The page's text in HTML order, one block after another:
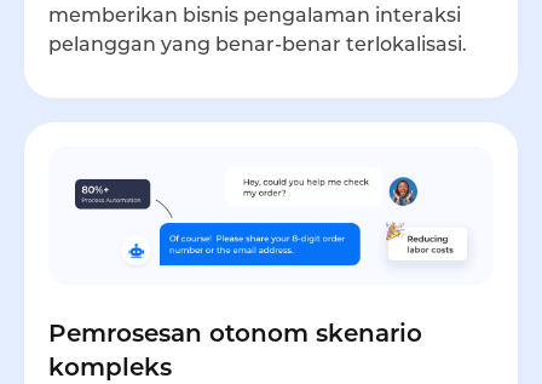
memberikan bisnis pengalaman interaksi
pelanggan yang benar-benar terlokalisasi.
Pemrosesan otonom skenario
kompleks